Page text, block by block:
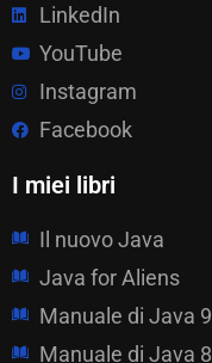
LinkedIn
YouTube
Instagram
Facebook
I miei libri
Il nuovo Java
Java for Aliens
Manuale di Java 9
Manuale di Java 8